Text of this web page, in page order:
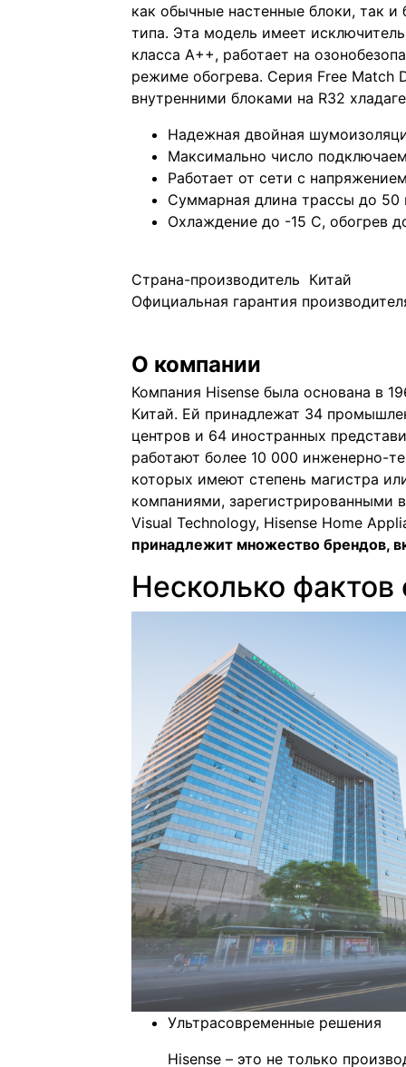
как обычные настенные блоки, так и
типа. Эта модель имеет
класса А++, работает на
режиме обогрева. Серия Frее Маtсh
внутренними блоками на R32
Надежная двойная
Максимально число
Работает от сети с
Суммарная длина трассы до 50
Охлаждение до -15 С, обогрев
Страна-производитель Китай
Официальная гарантия
О компании
Компания Hisense была основана в
Китай. Ей принадлежат 34
центров и 64 иностранных
работают более 10 000 инженерно-
которых имеют степень магистра
компаниями, зарегистрированными
Visual Technology, Hisense Home
принадлежит множество брендов,
Несколько фактов
Ультрасовременные решения
Hisense – это не только